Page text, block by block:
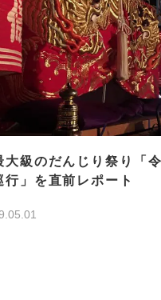
大級のだんじり祭り「
行」を直前レポート